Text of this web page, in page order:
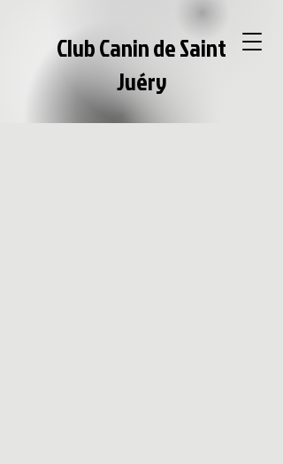
Club Canin de Saint
Juéry